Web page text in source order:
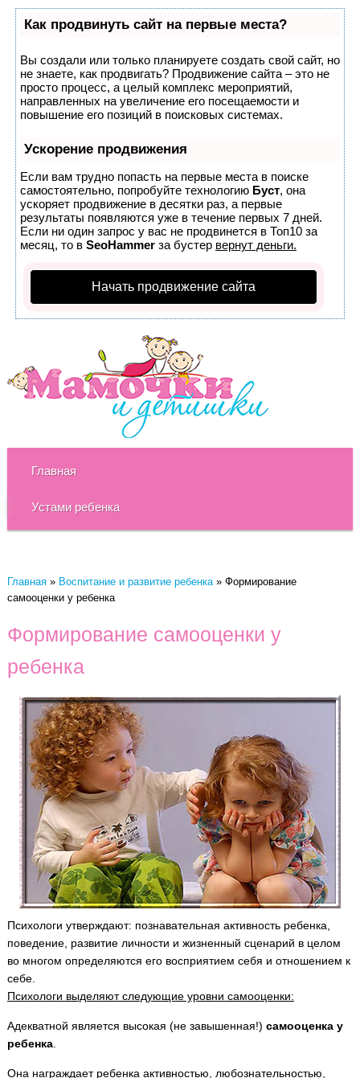
Как продвинуть сайт на первые места?
Вы создали или только планируете создать свой сайт, но
не знаете, как продвигать? Продвижение сайта – это не
просто процесс, а целый комплекс мероприятий,
направленных на увеличение его посещаемости и
повышение его позиций в поисковых системах.
Ускорение продвижения
Если вам трудно попасть на первые места в поиске
самостоятельно, попробуйте технологию Буст, она
ускоряет продвижение в десятки раз, а первые
результаты появляются уже в течение первых 7 дней.
Если ни один запрос у вас не продвинется в Топ10 за
месяц, то в SeoHammerза бустер вернут деньги.
Начать продвижение сайта
Главная
Устами ребенка
Главная» Воспитание и развитие ребенка» Формирование
самооценки у ребенка
Формирование самооценки у
ребенка
Психологи утверждают: познавательная активность ребенка,
поведение, развитие личности и жизненный сценарий в целом
во многом определяются его восприятием себя и отношением к
себе.
Психологи выделяют следующие уровни самооценки:
Адекватной является высокая (не завышенная!) самооценка у
ребенка.
Она награждает ребенка активностью, любознательностью,